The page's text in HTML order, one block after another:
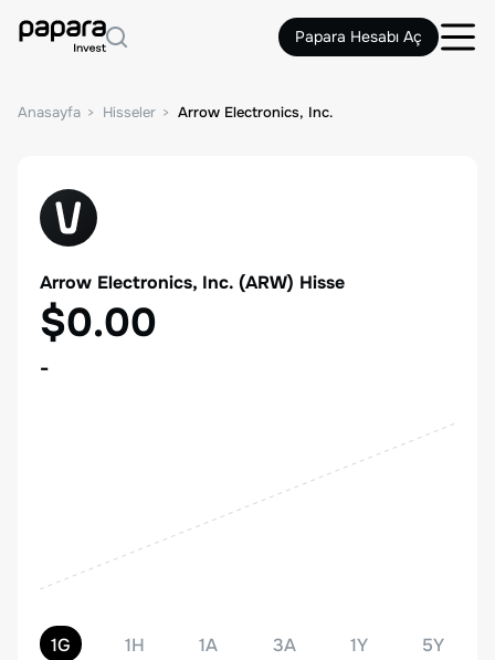
Papara Hesabı Aç
Anasayfa Hisseler Arrow Electronics, Inc.
Arrow Electronics, Inc. (ARW) Hisse
$0.00
-
1G 1H 1A 3A 1Y 5Y